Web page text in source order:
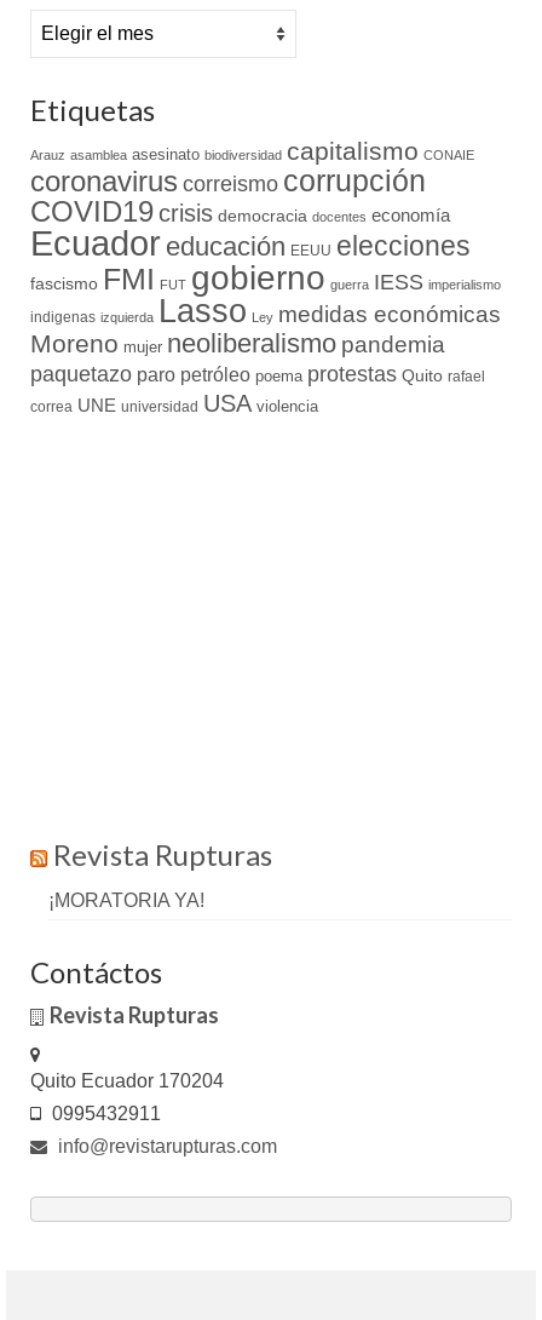
Archivo
Etiquetas
Arauz asamblea asesinato biodiversidad capitalismo CONAIE
coronavirus correismo corrupción
COVID19crisis democracia docentes economía
Ecuador educación EEUU elecciones
fascismo FMI FUT gobierno guerra IESS imperialismo
indigenas izquierda Lasso Ley medidas económicas
Moreno mujer neoliberalismo pandemia
paquetazo paro petróleo poema protestas Quito rafael
correa UNE universidad USA violencia
Revista Rupturas
¡MORATORIA YA!
Contáctos
Revista Rupturas
Quito Ecuador 170204
0995432911
info@revistarupturas.com